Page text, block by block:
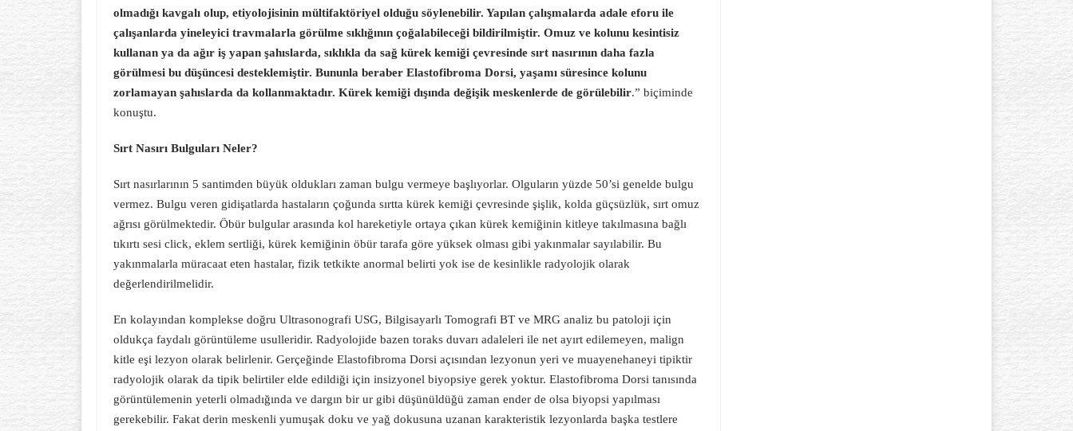
olmadığı kavgalı olup, etiyolojisinin mültifaktöriyel olduğu söylenebilir. Yapılan çalışmalarda adale eforu ile
çalışanlarda yineleyici travmalarla görülme sıklığının çoğalabileceği bildirilmiştir. Omuz ve kolunu kesintisiz
kullanan ya da ağır iş yapan şahıslarda, sıklıkla da sağ kürek kemiği çevresinde sırt nasırının daha fazla
görülmesi bu düşüncesi desteklemiştir. Bununla beraber Elastofibroma Dorsi, yaşamı süresince kolunu
zorlamayan şahıslarda da kollanmaktadır. Kürek kemiği dışında değişik meskenlerde de görülebilir.” biçiminde
konuştu.
Sırt Nasırı Bulguları Neler?
Sırt nasırlarının 5 santimden büyük oldukları zaman bulgu vermeye başlıyorlar. Olguların yüzde 50’si genelde bulgu
vermez. Bulgu veren gidişatlarda hastaların çoğunda sırtta kürek kemiği çevresinde şişlik, kolda güçsüzlük, sırt omuz
ağrısı görülmektedir. Öbür bulgular arasında kol hareketiyle ortaya çıkan kürek kemiğinin kitleye takılmasına bağlı
tıkırtı sesi click, eklem sertliği, kürek kemiğinin öbür tarafa göre yüksek olması gibi yakınmalar sayılabilir. Bu
yakınmalarla müracaat eten hastalar, fizik tetkikte anormal belirti yok ise de kesinlikle radyolojik olarak
değerlendirilmelidir.
En kolayından komplekse doğru Ultrasonografi USG, Bilgisayarlı Tomografi BT ve MRG analiz bu patoloji için
oldukça faydalı görüntüleme usulleridir. Radyolojide bazen toraks duvarı adaleleri ile net ayırt edilemeyen, malign
kitle eşi lezyon olarak belirlenir. Gerçeğinde Elastofibroma Dorsi açısından lezyonun yeri ve muayenehaneyi tipiktir
radyolojik olarak da tipik belirtiler elde edildiği için insizyonel biyopsiye gerek yoktur. Elastofibroma Dorsi tanısında
görüntülemenin yeterli olmadığında ve dargın bir ur gibi düşünüldüğü zaman ender de olsa biyopsi yapılması
gerekebilir. Fakat derin meskenli yumuşak doku ve yağ dokusuna uzanan karakteristik lezyonlarda başka testlere